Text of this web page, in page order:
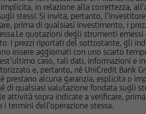
in relazione alla correttezza,
stessi. Si invita, pertanto,
prima di qualsiasi investimento, i
quotazioni degli strumenti emessi
I prezzi riportati del sottostante, gli
essere aggiornati con uno scarto
caso, tali dati, informazioni e
e, pertanto, né UniCredit Bank
alcuna garanzia, esplicita o
qualsiasi valutazione fondata sugli
sopra indicate a verificare,
termini dell’operazione stessa.
finanziari o essere market-maker
bancari e finanziari, di investimento
GmbH - Succursale di Milano o da
a quanto descritto in tema di
essere precluso ai sensi della
vigente in taluni paesi. Gli
sul Sito non sono stati e non saranno